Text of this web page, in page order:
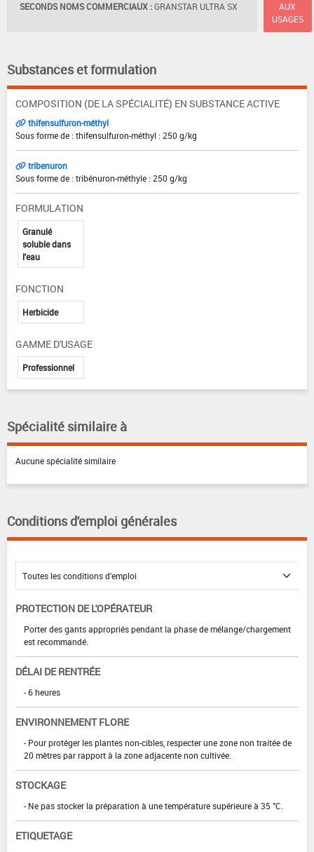
SECONDS NOMS COMMERCIAUX :GRANSTAR ULTRA SX
AUX
USAGES
Substances et formulation
COMPOSITION (DE LA SPÉCIALITÉ) EN SUBSTANCE ACTIVE
thifensulfuron-méthyl
Sous forme de : thifensulfuron-méthyl : 250 g/kg
tribenuron
Sous forme de : tribénuron-méthyle : 250 g/kg
FORMULATION
Granulé
soluble dans
l'eau
FONCTION
Herbicide
GAMME D'USAGE
Professionnel
Spécialité similaire à
Aucune spécialité similaire
Conditions d'emploi générales
PROTECTION DE L'OPÉRATEUR
Porter des gants appropriés pendant la phase de mélange/chargement
est recommandé.
DÉLAI DE RENTRÉE
- 6 heures
ENVIRONNEMENT FLORE
- Pour protéger les plantes non-cibles, respecter une zone non traitée de
20 mètres par rapport à la zone adjacente non cultivée.
STOCKAGE
- Ne pas stocker la préparation à une température supérieure à 35 °C.
ETIQUETAGE